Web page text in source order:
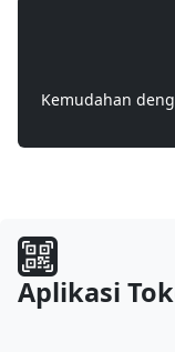
Kemudahan
Aplikasi